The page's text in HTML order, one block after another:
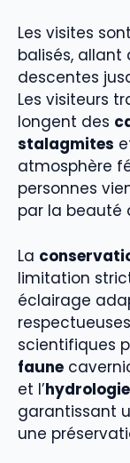
Les visites
balisés, allant
descentes
Les visiteurs
longent des
stalagmites
atmosphère
personnes
par la beauté
La
limitation
éclairage
scientifiques
faune
et l’hydrologie
garantissant
une